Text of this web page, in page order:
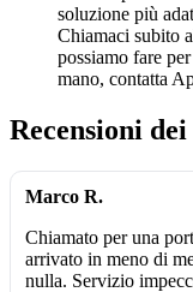
soluzione più
Chiamaci subito
possiamo fare
mano, contatta
Recensioni
Marco R.
Chiamato per una
arrivato in meno di
nulla. Servizio